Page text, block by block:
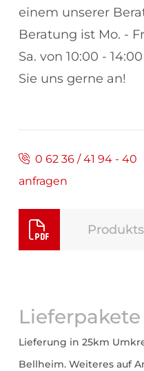
einem unserer
Beratung ist Mo. -
Sa. von 10:00 -
Sie uns gerne an!
0 62 36 / 41 94 - 40
anfragen
Lieferpakete
Lieferung in 25km
Bellheim. Weiteres auf